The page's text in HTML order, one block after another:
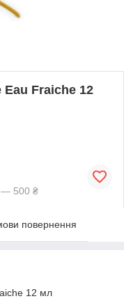
Fraiche 12
— 500 ₴
повернення
12 мл